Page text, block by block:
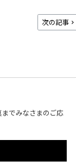
次の記事
でみなさまのご応